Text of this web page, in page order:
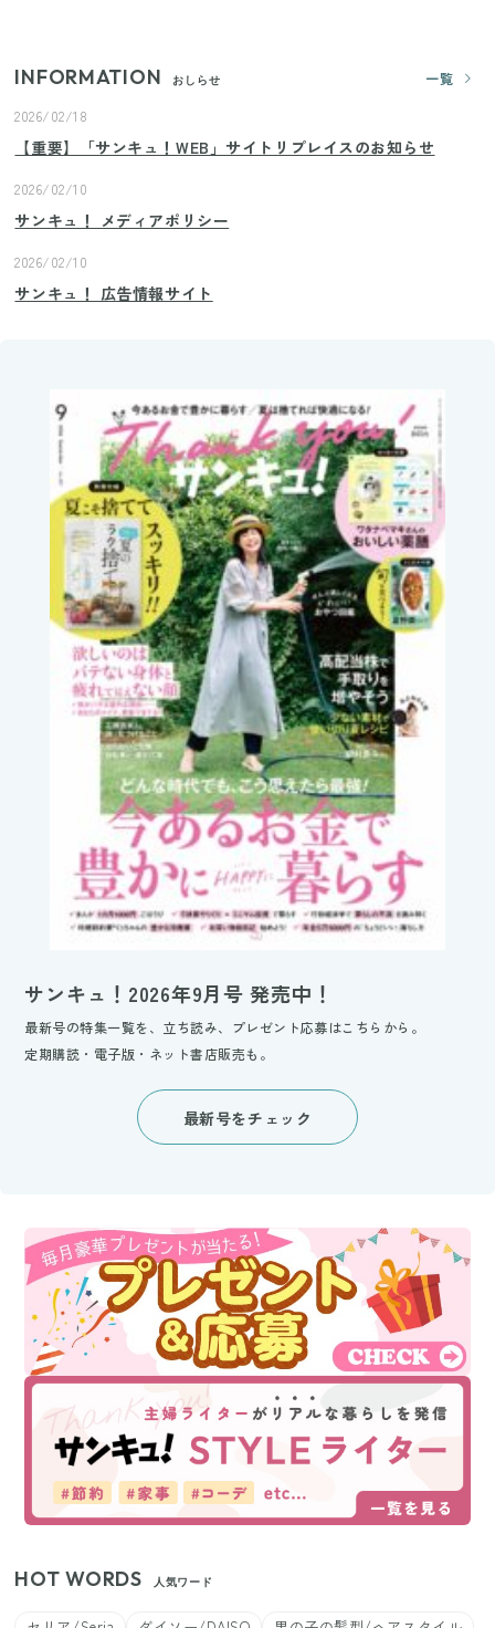
INFORMATION おしらせ
一覧
2026/02/18
【重要】「サンキュ！WEB」サイトリプレイスのお知らせ
2026/02/10
サンキュ！ メディアポリシー
2026/02/10
サンキュ！ 広告情報サイト
サンキュ！2026年9月号 発売中！
最新号の特集一覧を、立ち読み、プレゼント応募はこちらから。
定期購読・電子版・ネット書店販売も。
最新号をチェック
HOT WORDS 人気ワード